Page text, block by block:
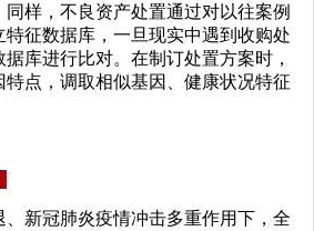
样，不良资产处置通过对以往案例
征数据库，一旦现实中遇到收购处
库进行比对。在制订处置方案时，
点，调取相似基因、健康状况特征
新冠肺炎疫情冲击多重作用下，全